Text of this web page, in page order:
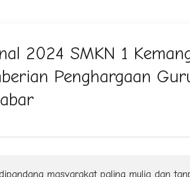
2024 SMKN 1
Penghargaan
masyarakat paling mulia dan